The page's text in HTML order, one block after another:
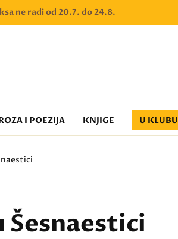
ne radi od 20.7. do 24.8.
I POEZIJA KNJIGE U KLUBU